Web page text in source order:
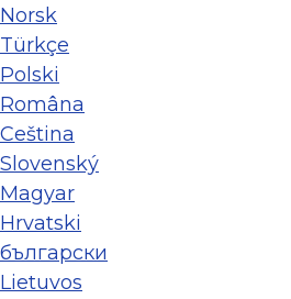
Norsk
Türkçe
Polski
Româna
Ceština
Slovenský
Magyar
Hrvatski
български
Lietuvos